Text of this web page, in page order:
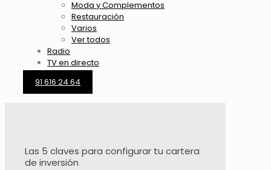
Moda y Complementos
Restauración
Varios
Ver todos
Radio
TV en directo
91 616 24 64
Las 5 claves para configurar tu cartera
de inversión